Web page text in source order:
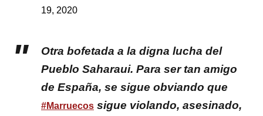
19, 2020
Otra bofetada a la digna lucha del
Pueblo Saharaui. Para ser tan amigo
de España, se sigue obviando que
#Marruecos sigue violando, asesinado,